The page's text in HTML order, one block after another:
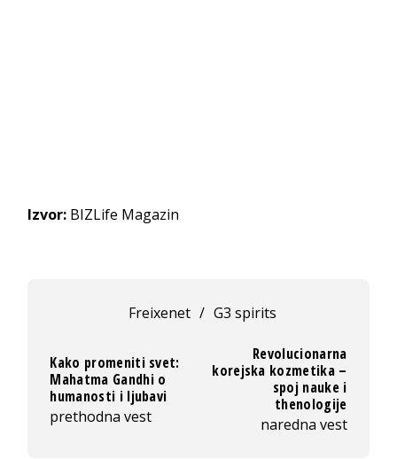
Izvor: BIZLife Magazin
Freixenet / G3 spirits
Kako promeniti svet:
Mahatma Gandhi o
humanosti i ljubavi
prethodna vest
Revolucionarna
korejska kozmetika –
spoj nauke i
thenologije
naredna vest